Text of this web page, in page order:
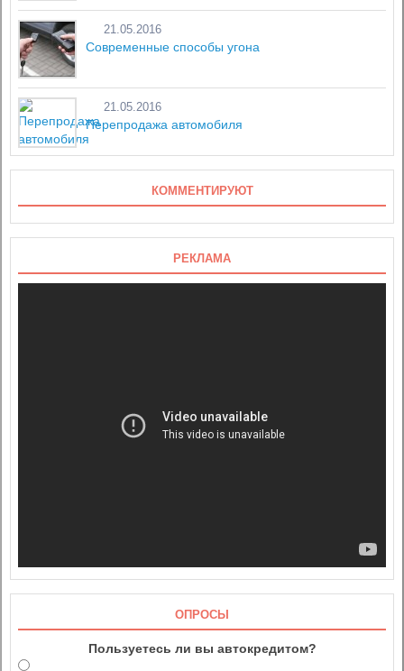
21.05.2016
Современные способы угона
21.05.2016
Перепродажа автомобиля
КОММЕНТИРУЮТ
РЕКЛАМА
ОПРОСЫ
Пользуетесь ли вы автокредитом?